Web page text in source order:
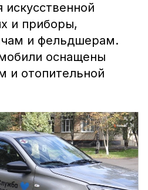
искусственной
и приборы,
и фельдшерам.
оснащены
и отопительной